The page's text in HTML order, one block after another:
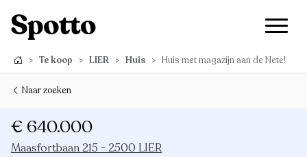
> Te koop > LIER > Huis > Huis met magazijn aan de Nete!
Naar zoeken
€ 640.000
Maasfortbaan 215 - 2500 LIER